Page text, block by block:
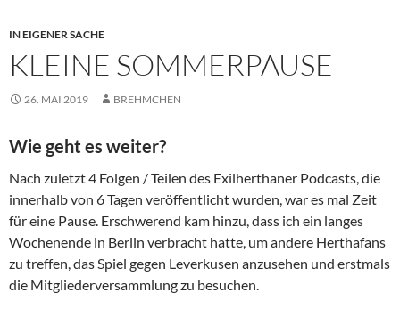
IN EIGENER SACHE
KLEINE SOMMERPAUSE
26. MAI 2019 BREHMCHEN
Wie geht es weiter?
Nach zuletzt 4 Folgen / Teilen des Exilherthaner Podcasts, die
innerhalb von 6 Tagen veröffentlicht wurden, war es mal Zeit
für eine Pause. Erschwerend kam hinzu, dass ich ein langes
Wochenende in Berlin verbracht hatte, um andere Herthafans
zu treffen, das Spiel gegen Leverkusen anzusehen und erstmals
die Mitgliederversammlung zu besuchen.